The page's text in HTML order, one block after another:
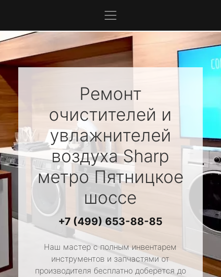
Ремонт
очистителей и
увлажнителей
воздухаSharp
метро Пятницкое
шоссе
+7 (499) 653-88-85
Наш мастер с полным инвентарем
инструментов и запчастями от
производителя бесплатно доберется до